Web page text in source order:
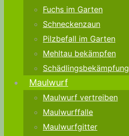
Fuchs im Garten
Schneckenzaun
Pilzbefall im Garten
Mehltau bekämpfen
Schädlingsbekämpfung
Maulwurf
Maulwurf vertreiben
Maulwurffalle
Maulwurfgitter